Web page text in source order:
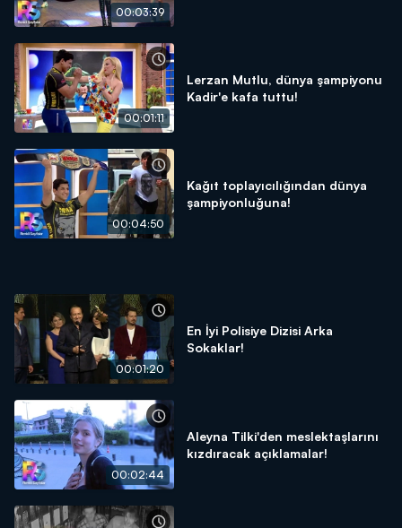
00:03:39
00:01:11
Lerzan Mutlu, dünya şampiyonu
Kadir'e kafa tuttu!
00:04:50
Kağıt toplayıcılığından dünya
şampiyonluğuna!
00:01:20
En İyi Polisiye Dizisi Arka
Sokaklar!
00:02:44
Aleyna Tilki'den meslektaşlarını
kızdıracak açıklamalar!